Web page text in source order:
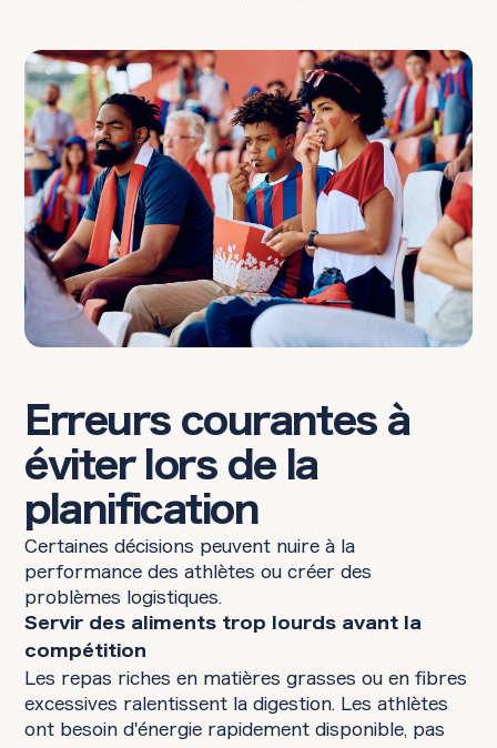
Erreurs courantes à
éviter lors de la
planification
Certaines décisions peuvent nuire à la
performance des athlètes ou créer des
problèmes logistiques.
Servir des aliments trop lourds avant la
compétition
Les repas riches en matières grasses ou en fibres
excessives ralentissent la digestion. Les athlètes
ont besoin d'énergie rapidement disponible, pas